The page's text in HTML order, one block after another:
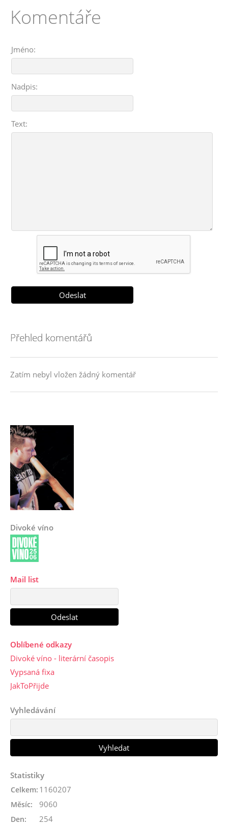
Komentáře
Jméno:
Nadpis:
Text:
Přehled komentářů
Zatím nebyl vložen žádný komentář
Divoké víno
Mail list
Oblíbené odkazy
Divoké víno - literární časopis
Vypsaná fixa
JakToPřijde
Vyhledávání
Statistiky
Celkem: 1160207
Měsíc: 9060
Den: 254